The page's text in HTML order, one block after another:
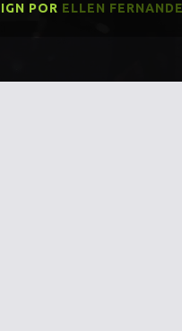
POR ELLEN